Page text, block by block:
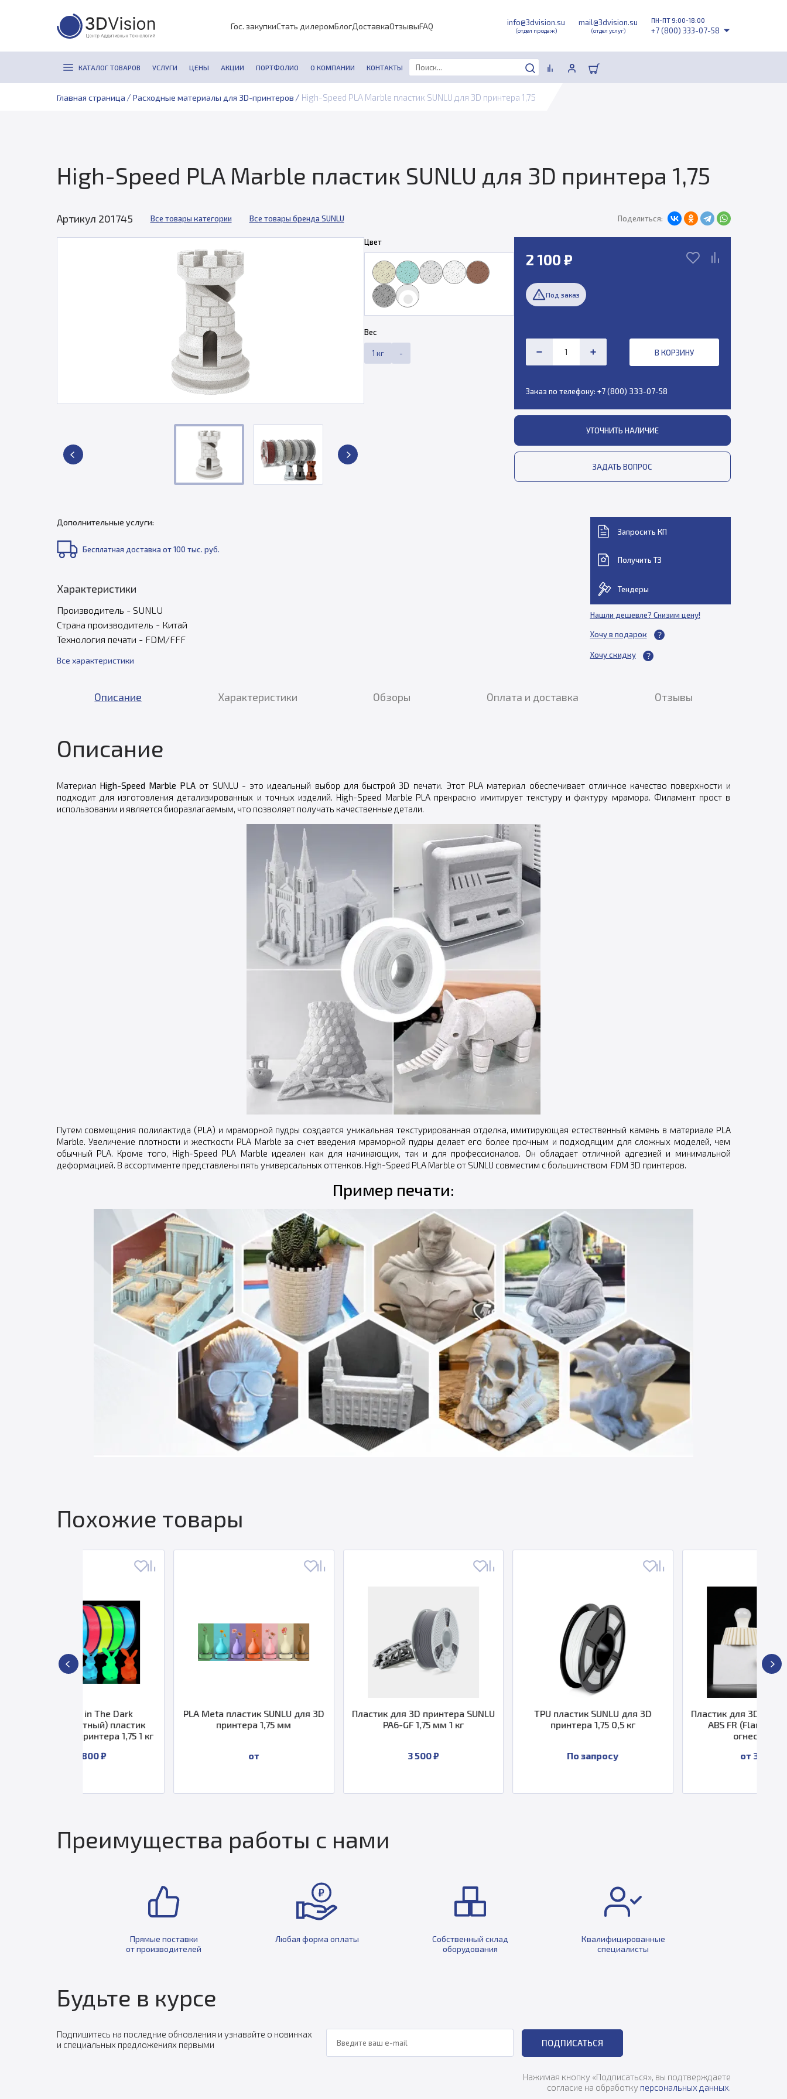
Гос. закупкиСтать дилеромБлогДоставкаОтзывыFAQ info@3dvision.su
(отдел продаж)
mail@3dvision.su
(отдел услуг)
ПН-ПТ 9:00-18:00
+7 (800) 333-07-58
КАТАЛОГ ТОВАРОВ УСЛУГИ ЦЕНЫ АКЦИИ ПОРТФОЛИО О КОМПАНИИ КОНТАКТЫ
Главная страница / Расходные материалы для 3D-принтеров / High-Speed PLA Marble пластик SUNLU для 3D принтера 1,75
High-Speed PLA Marble пластик SUNLU для 3D принтера 1,75
Артикул 201745 Все товары категории Все товары бренда SUNLU Поделиться:
Цвет
Вес
1 кг -
2 100 ₽
Под заказ
В КОРЗИНУ
Заказ по телефону: +7 (800) 333-07-58
УТОЧНИТЬ НАЛИЧИЕ
ЗАДАТЬ ВОПРОС
Дополнительные услуги:
Бесплатная доставка от 100 тыс. руб.
Характеристики
Производитель - SUNLU
Страна производитель - Китай
Технология печати - FDM/FFF
Все характеристики
Запросить КП
Получить ТЗ
Тендеры
Нашли дешевле? Снизим цену!
Хочу в подарок
Хочу скидку
Описание Характеристики Обзоры Оплата и доставка Отзывы
Описание
Материал High-Speed Marble PLA от SUNLU - это идеальный выбор для быстрой 3D печати. Этот PLA материал обеспечивает отличное качество поверхности и
подходит для изготовления детализированных и точных изделий. High-Speed Marble PLA прекрасно имитирует текстуру и фактуру мрамора. Филамент прост в
использовании и является биоразлагаемым, что позволяет получать качественные детали.
Путем совмещения полилактида (PLA) и мраморной пудры создается уникальная текстурированная отделка, имитирующая естественный камень в материале PLA
Marble. Увеличение плотности и жесткости PLA Marble за счет введения мраморной пудры делает его более прочным и подходящим для сложных моделей, чем
обычный PLA. Кроме того, High-Speed PLA Marble идеален как для начинающих, так и для профессионалов. Он обладает отличной адгезией и минимальной
деформацией. В ассортименте представлены пять универсальных оттенков. High-Speed PLA Marble от SUNLU совместим с большинством FDM 3D принтеров.
Пример печати:
Похожие товары
PLA Meta пластик SUNLU для 3D
принтера 1,75 мм
Пластик для 3D принтера SUNLU
TPU пластик SUNLU для 3D
принтера 1,75 0,5 кг
Пластик для 3D принтера SUNLU
ABS FR (Flame Retardant,
Преимущества работы с нами
Прямые поставки
от производителей
Любая форма оплаты
Собственный склад
оборудования
Квалифицированные
специалисты
Будьте в курсе
Подпишитесь на последние обновления и узнавайте о новинках
и специальных предложениях первыми
ПОДПИСАТЬСЯ
Нажимая кнопку «Подписаться», вы подтверждаете
согласие на обработку персональных данных.